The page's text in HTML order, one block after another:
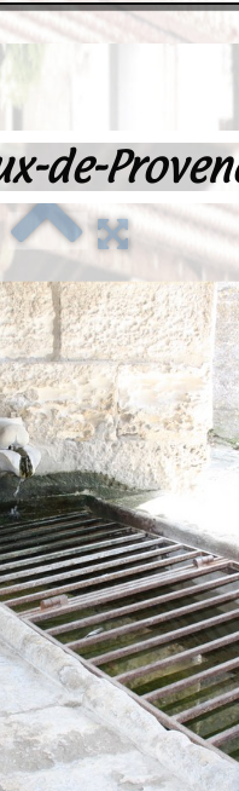
et
de-